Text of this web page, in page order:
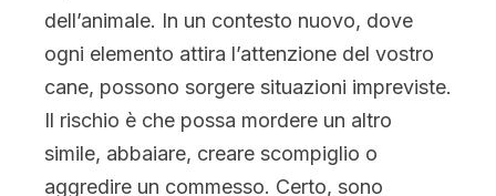
dell’animale. In un contesto nuovo, dove
ogni elemento attira l’attenzione del vostro
cane, possono sorgere situazioni impreviste.
Il rischio è che possa mordere un altro
simile, abbaiare, creare scompiglio o
aggredire un commesso. Certo, sono